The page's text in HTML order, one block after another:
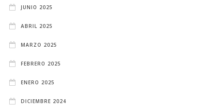
JUNIO 2025
ABRIL 2025
MARZO 2025
FEBRERO 2025
ENERO 2025
DICIEMBRE 2024